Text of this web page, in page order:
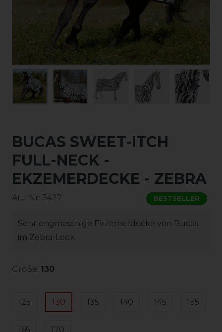
BUCAS SWEET-ITCH
FULL-NECK -
EKZEMERDECKE - ZEBRA
Art.-Nr: 3427 BESTSELLER
Sehr engmaschige Ekzemerdecke von Bucas
im Zebra-Look
Größe: 130
125 130 135 140 145 155
165 170